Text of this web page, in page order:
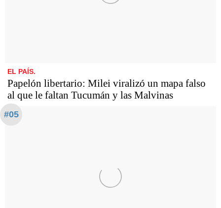
EL PAÍS.
Papelón libertario: Milei viralizó un mapa falso
al que le faltan Tucumán y las Malvinas
#05